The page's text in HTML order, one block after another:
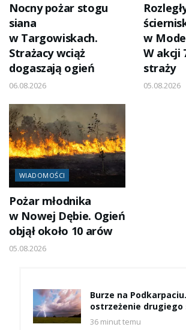
Nocny pożar stogu
siana
w Targowiskach.
Strażacy wciąż
dogaszają ogień
06.08.2026
w
W akcji
straży
05.08.2026
WIADOMOŚCI
Pożar młodnika
w Nowej Dębie. Ogień
objął około 10 arów
05.08.2026
Burze na
ostrzeżenie drugiego
36 minut temu